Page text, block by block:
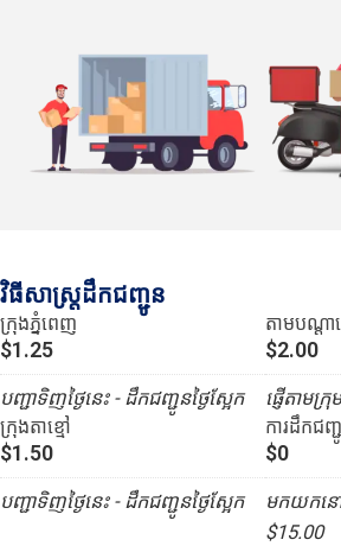
វិធីសាស្រ្តដឹកជញ្ជូន
ក្រុងភ្នំពេញ
$1.25
បញ្ជាទិញថ្ងៃនេះ - ដឹកជញ្ជូនថ្ងៃស្អែក
ក្រុងតាខ្មៅ
$1.50
បញ្ជាទិញថ្ងៃនេះ - ដឹកជញ្ជូនថ្ងៃស្អែក
តាមបណ្ដាខ
$2.00
ផ្ញើតាមក្
ការដឹកជ
$0
មកយកន
$15.00